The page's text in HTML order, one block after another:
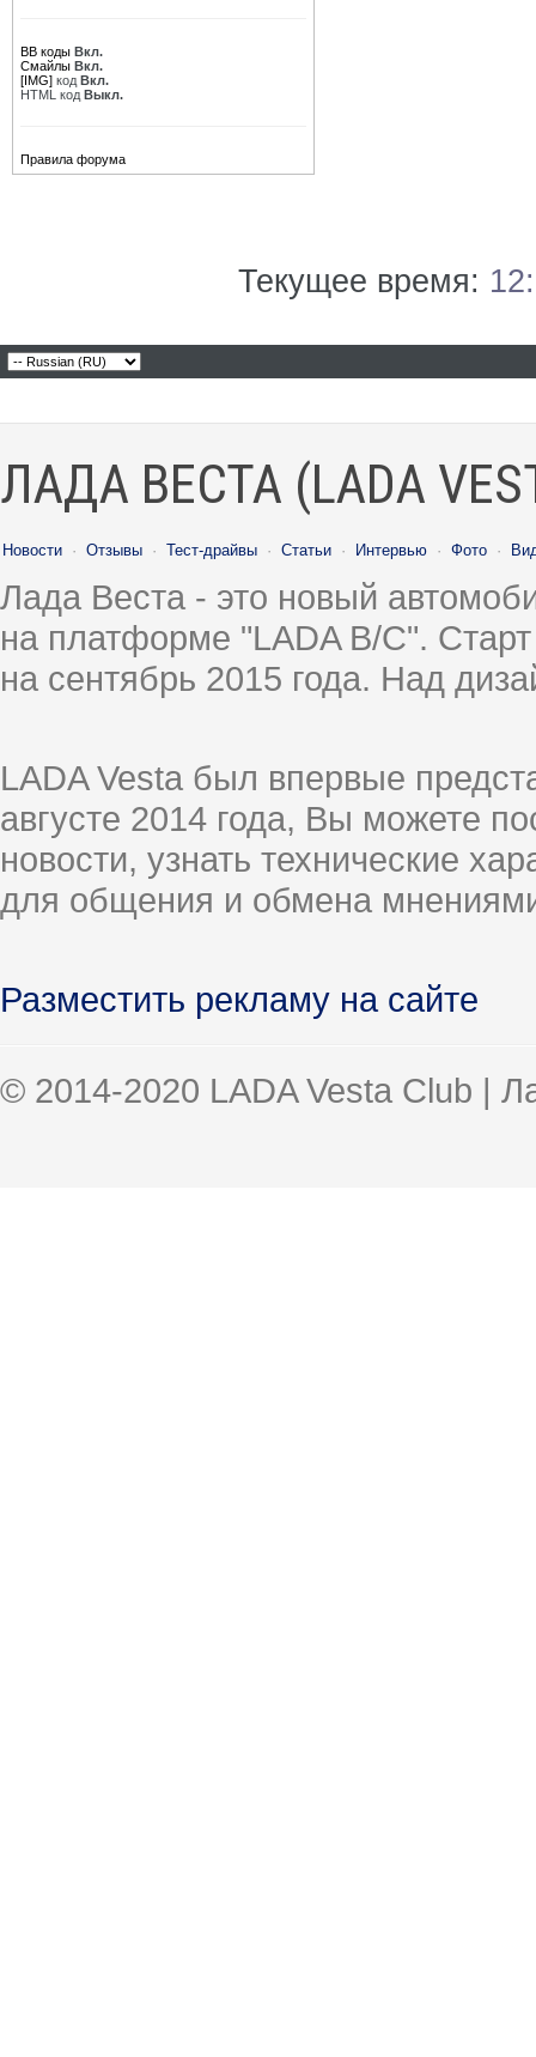
BB коды Вкл.
Смайлы Вкл.
[IMG] код Вкл.
HTML код Выкл.
Правила форума
Текущее время:
ЛАДА ВЕСТА (LADA
Новости · Отзывы · Тест-драйвы · Статьи · Интервью · Фото ·
Лада Веста - это новый
на платформе "LADA B/C".
на сентябрь 2015 года. Над
LADA Vesta был впервые
августе 2014 года, Вы можете
новости, узнать технические
для общения и обмена
Разместить рекламу на сайте
© 2014-2020 LADA Vesta Club |